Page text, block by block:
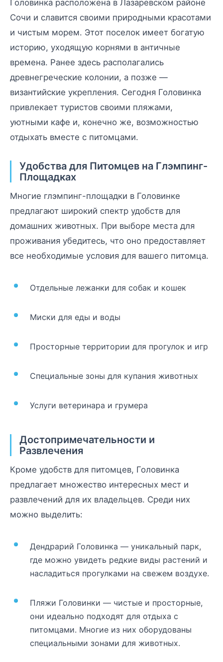
Головинка расположена в Лазаревском районе
Сочи и славится своими природными красотами
и чистым морем. Этот поселок имеет богатую
историю, уходящую корнями в античные
времена. Ранее здесь располагались
древнегреческие колонии, а позже —
византийские укрепления. Сегодня Головинка
привлекает туристов своими пляжами,
уютными кафе и, конечно же, возможностью
отдыхать вместе с питомцами.
Удобства для Питомцев на Глэмпинг-
Площадках
Многие глэмпинг-площадки в Головинке
предлагают широкий спектр удобств для
домашних животных. При выборе места для
проживания убедитесь, что оно предоставляет
все необходимые условия для вашего питомца.
Отдельные лежанки для собак и кошек
Миски для еды и воды
Просторные территории для прогулок и игр
Специальные зоны для купания животных
Услуги ветеринара и грумера
Достопримечательности и
Развлечения
Кроме удобств для питомцев, Головинка
предлагает множество интересных мест и
развлечений для их владельцев. Среди них
можно выделить:
Дендрарий Головинка — уникальный парк,
где можно увидеть редкие виды растений и
насладиться прогулками на свежем воздухе.
Пляжи Головинки — чистые и просторные,
они идеально подходят для отдыха с
питомцами. Многие из них оборудованы
специальными зонами для животных.